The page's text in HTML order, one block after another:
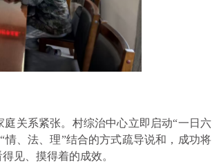
关系紧张。村综治中心立即启动“一日六
、法、理”结合的方式疏导说和，成功将
见、摸得着的成效。